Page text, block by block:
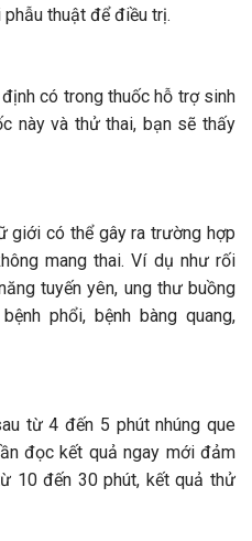
thuật để điều trị.
có trong thuốc hỗ trợ sinh
này và thử thai, bạn sẽ thấy
giới có thể gây ra trường hợp
mang thai. Ví dụ như rối
tuyến yên, ung thư buồng
phổi, bệnh bàng quang,
từ 4 đến 5 phút nhúng que
đọc kết quả ngay mới đảm
10 đến 30 phút, kết quả thử